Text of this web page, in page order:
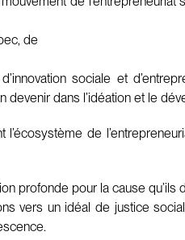
de
sociale et
dans l’idéation et le
de
profonde pour la cause
vers un idéal de justice